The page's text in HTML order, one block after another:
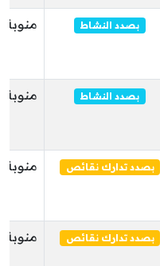
بصدد النشاط منوبة
بصدد النشاط منوبة
بصدد تدارك نقائص منوبة
بصدد تدارك نقائص منوبة